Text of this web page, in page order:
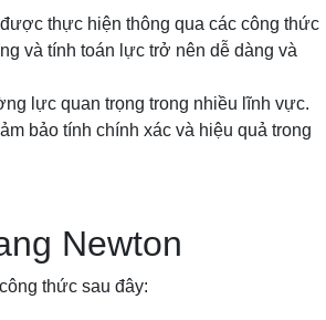
thực hiện thông qua các công thức
và tính toán lực trở nên dễ dàng và
lực quan trọng trong nhiều lĩnh vực.
bảo tính chính xác và hiệu quả trong
Newton
thức sau đây: